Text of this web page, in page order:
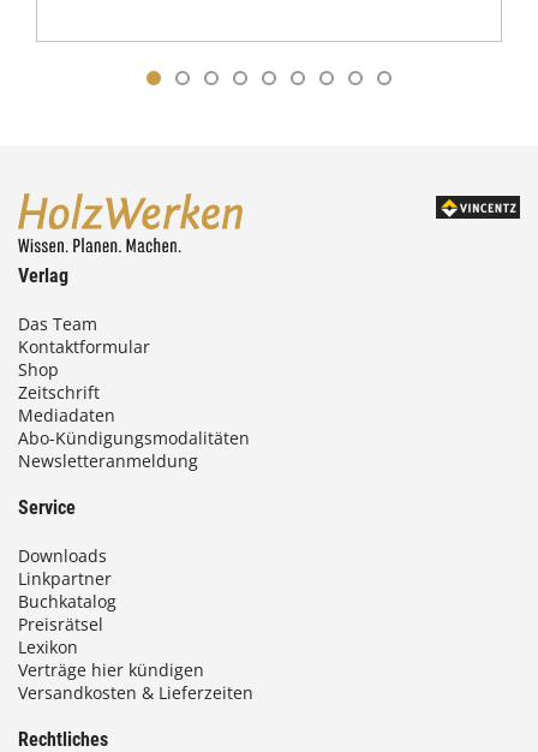
Verlag
Das Team
Kontaktformular
Shop
Zeitschrift
Mediadaten
Abo-Kündigungsmodalitäten
Newsletteranmeldung
Service
Downloads
Linkpartner
Buchkatalog
Preisrätsel
Lexikon
Verträge hier kündigen
Versandkosten & Lieferzeiten
Rechtliches